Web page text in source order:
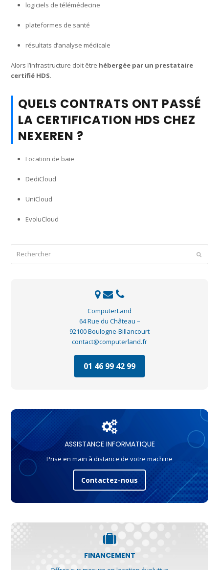
logiciels de télémédecine
plateformes de santé
résultats d’analyse médicale
Alors l’infrastructure doit être hébergée par un prestataire
certifié HDS.
QUELS CONTRATS ONT PASSÉ
LA CERTIFICATION HDS CHEZ
NEXEREN ?
Location de baie
DediCloud
UniCloud
EvoluCloud
ComputerLand
64 Rue du Château –
92100 Boulogne-Billancourt
contact@computerland.fr
01 46 99 42 99
ASSISTANCE INFORMATIQUE
Prise en main à distance de votre machine
Contactez-nous
FINANCEMENT